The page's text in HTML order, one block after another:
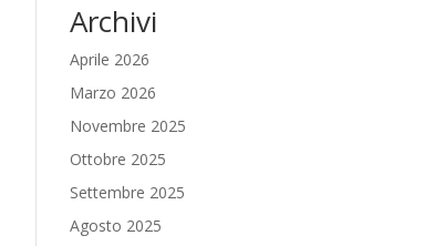
Archivi
Aprile 2026
Marzo 2026
Novembre 2025
Ottobre 2025
Settembre 2025
Agosto 2025